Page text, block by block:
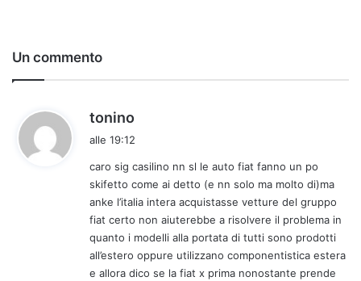
Un commento
tonino
e
t
t
o
:
alle 19:12
caro sig casilino nn sl le auto fiat fanno un po
skifetto come ai detto (e nn solo ma molto di)ma
anke l’italia intera acquistasse vetture del gruppo
fiat certo non aiuterebbe a risolvere il problema in
quanto i modelli alla portata di tutti sono prodotti
all’estero oppure utilizzano componentistica estera
e allora dico se la fiat x prima nonostante prende